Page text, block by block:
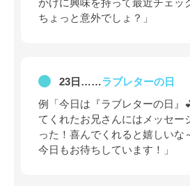
かけに興味を持って最近チェッ
ちょっと意外でしょ？」
23日……ラブレターの日
例「今日は『ラブレターの日』
てくれたお兄さんにはメッセー
った！喜んでくれると嬉しいな
今日もお待ちしています！」